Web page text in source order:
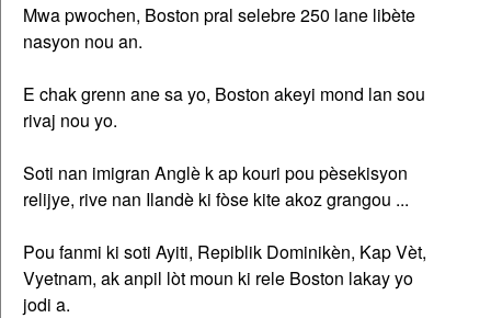
Mwa pwochen, Boston pral selebre 250 lane libète
nasyon nou an.
E chak grenn ane sa yo, Boston akeyi mond lan sou
rivaj nou yo.
Soti nan imigran Anglè k ap kouri pou pèsekisyon
relijye, rive nan Ilandè ki fòse kite akoz grangou ...
Pou fanmi ki soti Ayiti, Repiblik Dominikèn, Kap Vèt,
Vyetnam, ak anpil lòt moun ki rele Boston lakay yo
jodi a.